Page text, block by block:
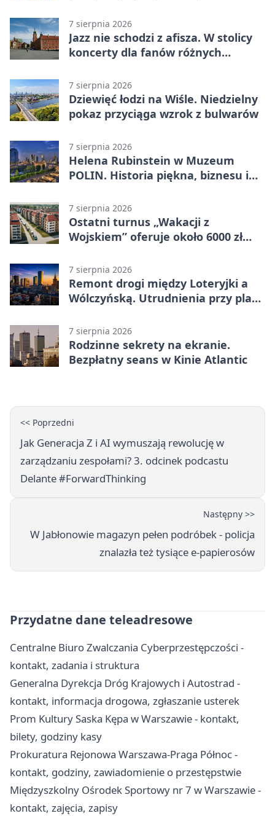
7 sierpnia 2026
Jazz nie schodzi z afisza. W stolicy
koncerty dla fanów różnych
7 sierpnia 2026
Dziewięć łodzi na Wiśle. Niedzielny
pokaz przyciąga wzrok z bulwarów
7 sierpnia 2026
Helena Rubinstein w Muzeum
POLIN. Historia piękna, biznesu i
7 sierpnia 2026
Ostatni turnus „Wakacji z
Wojskiem” oferuje około 6000 zł
7 sierpnia 2026
Remont drogi między Loteryjki a
Wólczyńską. Utrudnienia przy placu
7 sierpnia 2026
Rodzinne sekrety na ekranie.
Bezpłatny seans w Kinie Atlantic
<< Poprzedni
Jak Generacja Z i AI wymuszają rewolucję w
zarządzaniu zespołami? 3. odcinek podcastu
Delante #ForwardThinking
Następny >>
W Jabłonowie magazyn pełen podróbek - policja
znalazła też tysiące e-papierosów
Przydatne dane teleadresowe
Centralne Biuro Zwalczania Cyberprzestępczości -
kontakt, zadania i struktura
Generalna Dyrekcja Dróg Krajowych i Autostrad -
kontakt, informacja drogowa, zgłaszanie usterek
Prom Kultury Saska Kępa w Warszawie - kontakt,
bilety, godziny kasy
Prokuratura Rejonowa Warszawa-Praga Północ -
kontakt, godziny, zawiadomienie o przestępstwie
Międzyszkolny Ośrodek Sportowy nr 7 w Warszawie -
kontakt, zajęcia, zapisy